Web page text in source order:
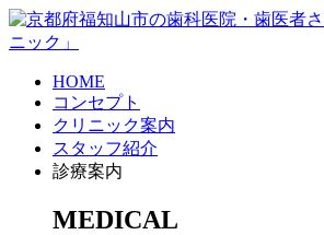
HOME
コンセプト
クリニック案内
スタッフ紹介
診療案内
MEDICAL